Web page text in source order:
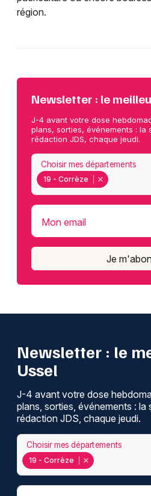
région.
Newsletter : le
J-4 avant votre dose
plans, sorties, événements : la
rédaction JDS, chaque jeudi.
19 - Corrèze
Choisir mes départements
Mon email
Je
Newsletter : le
Ussel
J-4 avant votre dose
plans, sorties, événements : la
rédaction JDS, chaque jeudi.
19 - Corrèze
Choisir mes départements